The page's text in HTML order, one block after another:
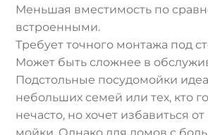
Меньшая вместимость по
встроенными.
Требует точного монтажа под
Может быть сложнее в
Подстольные посудомойки
небольших семей или тех, кто
нечасто, но хочет избавиться